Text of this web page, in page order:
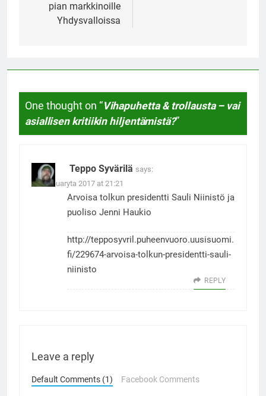
pian markkinoille
Yhdysvalloissa
One thought on “Vihapuhetta & trollausta – vai
asiallisen kritiikin hiljentämistä?”
Teppo Syvärilä says:
18. Januaryta 2017 at 21:21
Arvoisa tolkun presidentti Sauli Niinistö ja
puoliso Jenni Haukio
http://tepposyvril.puheenvuoro.uusisuomi.
fi/229674-arvoisa-tolkun-presidentti-sauli-
niinisto
REPLY
Leave a reply
Default Comments (1) Facebook Comments